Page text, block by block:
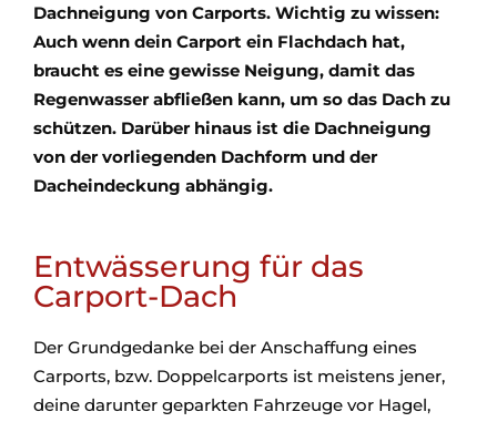
Dachneigung von Carports. Wichtig zu wissen:
Auch wenn dein Carport ein Flachdach hat,
braucht es eine gewisse Neigung, damit das
Regenwasser abfließen kann, um so das Dach zu
schützen. Darüber hinaus ist die Dachneigung
von der vorliegenden Dachform und der
Dacheindeckung abhängig.
Entwässerung für das
Carport-Dach
Der Grundgedanke bei der Anschaffung eines
Carports, bzw. Doppelcarports ist meistens jener,
deine darunter geparkten Fahrzeuge vor Hagel,